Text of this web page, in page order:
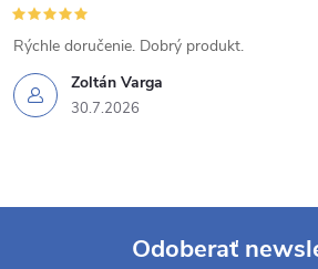
i
s
Zoltán Varga
30.7.2026
Rýchle doručenie. Dobrý produkt.
Odoberať